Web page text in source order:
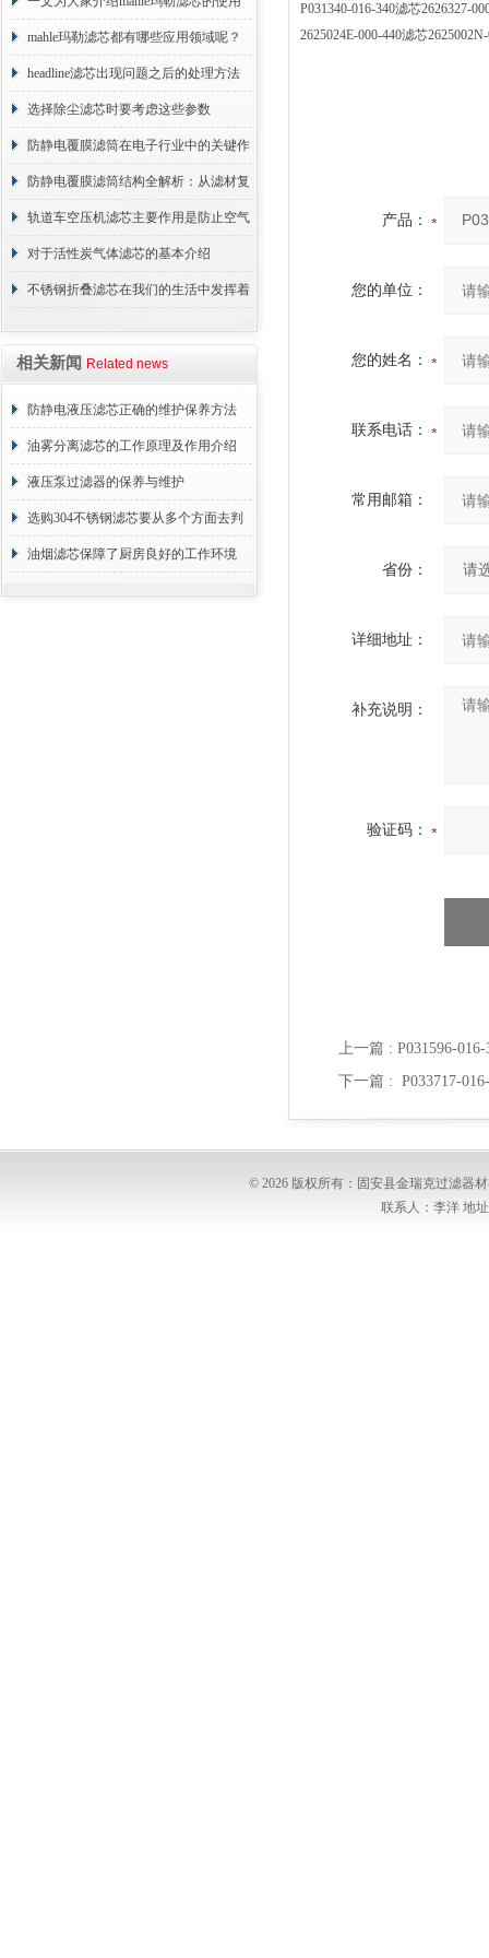
原理
mahle玛勒滤芯都有哪些应用领域呢？
headline滤芯出现问题之后的处理方法
分享
选择除尘滤芯时要考虑这些参数
防静电覆膜滤筒在电子行业中的关键作
用
防静电覆膜滤筒结构全解析：从滤材复
合到整体成型
轨道车空压机滤芯主要作用是防止空气
中的杂质和油脂浓度升高
对于活性炭气体滤芯的基本介绍
不锈钢折叠滤芯在我们的生活中发挥着
相关新闻 Related news
防静电液压滤芯正确的维护保养方法
油雾分离滤芯的工作原理及作用介绍
液压泵过滤器的保养与维护
选购304不锈钢滤芯要从多个方面去判
断
油烟滤芯保障了厨房良好的工作环境
P031340-016-340滤芯2626327-
2625024E-000-440滤芯
产品：
您的单位：
您的姓名：
联系电话：
常用邮箱：
省份：
详细地址：
补充说明：
验证码：
上一篇 : P031596-
下一篇 : P033717-
© 2026 版权所有：固安县金瑞克过滤器
联系人：李洋 地